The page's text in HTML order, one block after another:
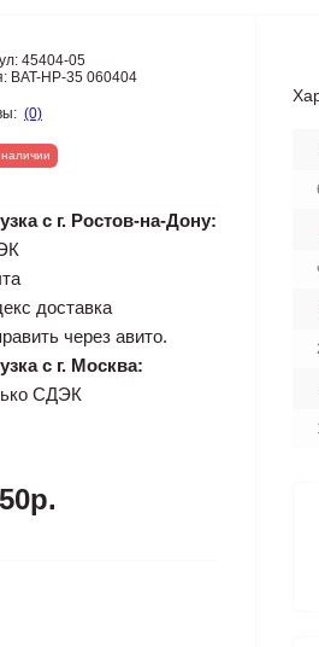
45404-05
BAT-HP-35 060404
(0)
с г. Ростов-на-Дону:
доставка
через авито.
с г. Москва:
СДЭК